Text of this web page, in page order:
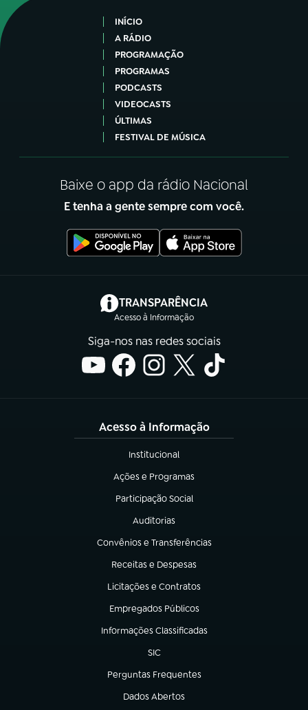
INÍCIO
A RÁDIO
PROGRAMAÇÃO
PROGRAMAS
PODCASTS
VIDEOCASTS
ÚLTIMAS
FESTIVAL DE MÚSICA
Baixe o app da rádio Nacional
E tenha a gente sempre com você.
TRANSPARÊNCIA
Acesso à Informação
(abre em nova aba)
Siga-nos nas redes sociais
Acesso à Informação
Institucional
(abre em nova aba)
Ações e Programas
(abre em nova aba)
Participação Social
(abre em nova aba)
Auditorias
(abre em nova aba)
Convênios e Transferências
(abre em nova aba)
Receitas e Despesas
(abre em nova aba)
Licitações e Contratos
(abre em nova aba)
Empregados Públicos
(abre em nova aba)
Informações Classificadas
(abre em nova aba)
SIC
(abre em nova aba)
Perguntas Frequentes
(abre em nova aba)
Dados Abertos
(abre em nova aba)